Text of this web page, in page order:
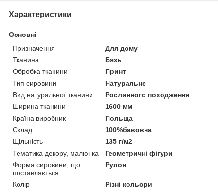
Характеристики
Основні
Призначення
Для дому
Тканина
Бязь
Обробка тканини
Принт
Тип сировини
Натуральне
Вид натуральної тканини
Рослинного походження
Ширина тканини
1600 мм
Країна виробник
Польща
Склад
100%бавовна
Щільність
135 г/м2
Тематика декору, малюнка
Геометричні фігури
Форма сировини, що
поставляється
Рулон
Колір
Різні кольори